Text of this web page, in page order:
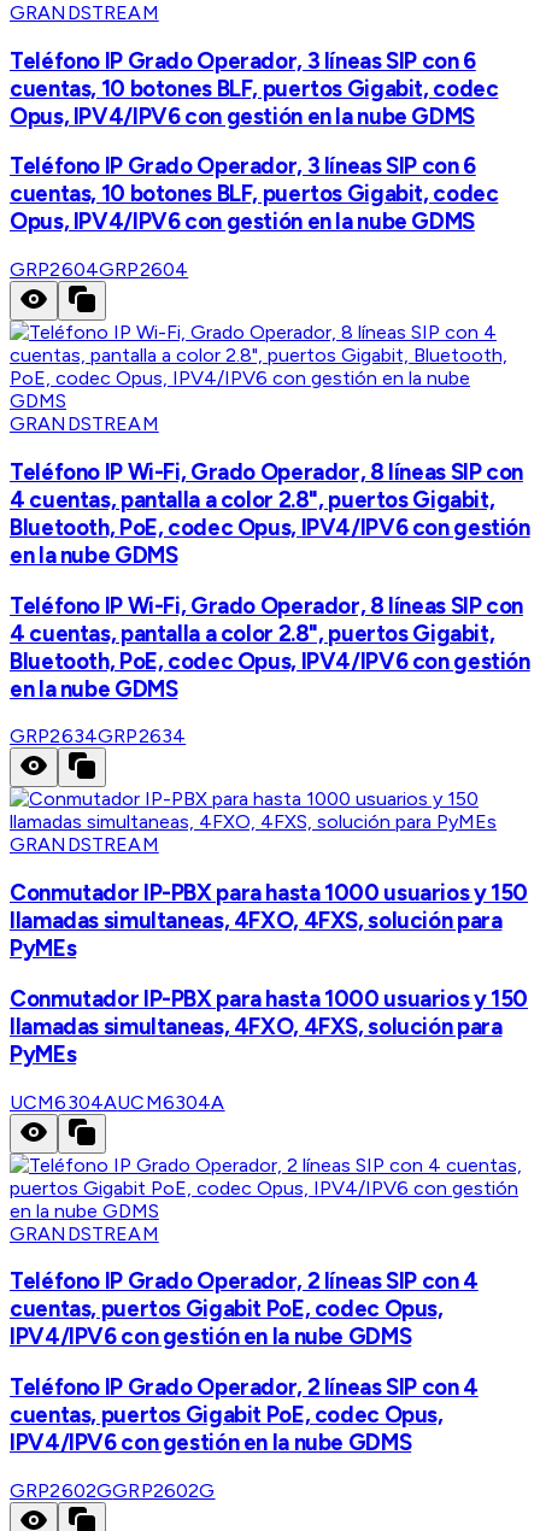
GRANDSTREAM
Teléfono IP Grado Operador, 3 líneas SIP con 6
cuentas, 10 botones BLF, puertos Gigabit, codec
Opus, IPV4/IPV6 con gestión en la nube GDMS
Teléfono IP Grado Operador, 3 líneas SIP con 6
cuentas, 10 botones BLF, puertos Gigabit, codec
Opus, IPV4/IPV6 con gestión en la nube GDMS
GRP2604GRP2604
GRANDSTREAM
Teléfono IP Wi-Fi, Grado Operador, 8 líneas SIP con
4 cuentas, pantalla a color 2.8", puertos Gigabit,
Bluetooth, PoE, codec Opus, IPV4/IPV6 con gestión
en la nube GDMS
Teléfono IP Wi-Fi, Grado Operador, 8 líneas SIP con
4 cuentas, pantalla a color 2.8", puertos Gigabit,
Bluetooth, PoE, codec Opus, IPV4/IPV6 con gestión
en la nube GDMS
GRP2634GRP2634
GRANDSTREAM
Conmutador IP-PBX para hasta 1000 usuarios y 150
llamadas simultaneas, 4FXO, 4FXS, solución para
PyMEs
Conmutador IP-PBX para hasta 1000 usuarios y 150
llamadas simultaneas, 4FXO, 4FXS, solución para
PyMEs
UCM6304AUCM6304A
GRANDSTREAM
Teléfono IP Grado Operador, 2 líneas SIP con 4
cuentas, puertos Gigabit PoE, codec Opus,
IPV4/IPV6 con gestión en la nube GDMS
Teléfono IP Grado Operador, 2 líneas SIP con 4
cuentas, puertos Gigabit PoE, codec Opus,
IPV4/IPV6 con gestión en la nube GDMS
GRP2602GGRP2602G